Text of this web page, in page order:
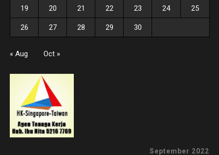
19 20 21 22 23 24 25
26 27 28 29 30
« Aug Oct »
September 2022